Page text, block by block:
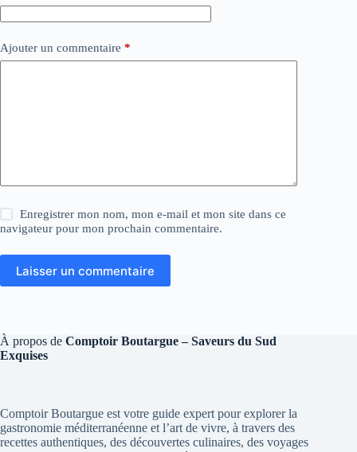
Ajouter un commentaire *
Enregistrer mon nom, mon e-mail et mon site dans ce
navigateur pour mon prochain commentaire.
Laisser un commentaire
À propos de Comptoir Boutargue – Saveurs du Sud
Exquises
Comptoir Boutargue est votre guide expert pour explorer la
gastronomie méditerranéenne et l’art de vivre, à travers des
recettes authentiques, des découvertes culinaires, des voyages